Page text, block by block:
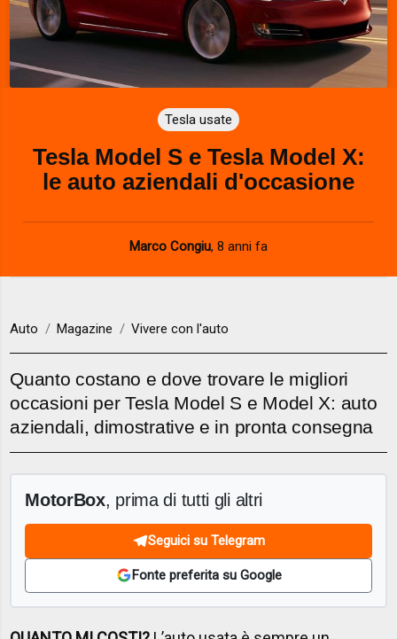
Tesla usate
Tesla Model S e Tesla Model X:
le auto aziendali d'occasione
Marco Congiu, 8 anni fa
Auto Magazine Vivere con l'auto
Quanto costano e dove trovare le migliori
occasioni per Tesla Model S e Model X: auto
aziendali, dimostrative e in pronta consegna
MotorBox, prima di tutti gli altri
Seguici su Telegram
Fonte preferita su Google